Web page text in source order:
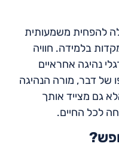
להפחית משמעותית
בלמידה. חוויה
נהיגה אחראיים
של דבר, מורה הנהיגה
גם מצייד אותך
לכל החיים.